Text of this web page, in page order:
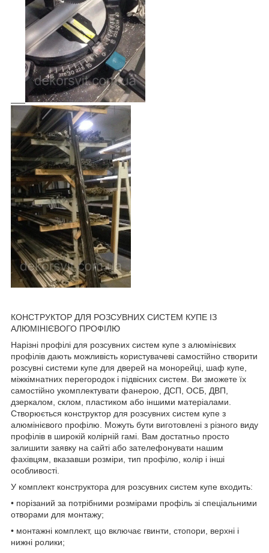
КОНСТРУКТОР ДЛЯ РОЗСУВНИХ СИСТЕМ КУПЕ ІЗ
АЛЮМІНІЄВОГО ПРОФІЛЮ
Нарізні профілі для розсувних систем купе з алюмінієвих
профілів дають можливість користувачеві самостійно створити
розсувні системи купе для дверей на монорейці, шаф купе,
міжкімнатних перегородок і підвісних систем. Ви зможете їх
самостійно укомплектувати фанерою, ДСП, ОСБ, ДВП,
дзеркалом, склом, пластиком або іншими матеріалами.
Створюється конструктор для розсувних систем купе з
алюмінієвого профілю. Можуть бути виготовлені з різного виду
профілів в широкій колірній гамі. Вам достатньо просто
залишити заявку на сайті або зателефонувати нашим
фахівцям, вказавши розміри, тип профілю, колір і інші
особливості.
У комплект конструктора для розсувних систем купе входить:
• порізаний за потрібними розмірами профіль зі спеціальними
отворами для монтажу;
• монтажні комплект, що включає гвинти, стопори, верхні і
нижні ролики;